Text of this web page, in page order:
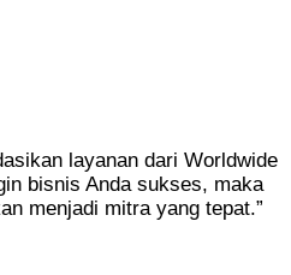
layanan dari Worldwide
bisnis Anda sukses, maka
menjadi mitra yang tepat.”